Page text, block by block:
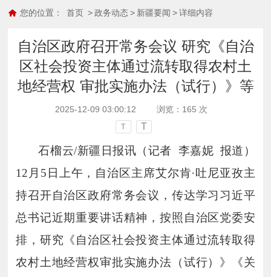
您的位置： 首页 > 政务动态 > 新疆要闻 > 详细内容
自治区政府召开常务会议 研究《自治
区社会投资主体通过流转取得农村土
地经营权 审批实施办法（试行）》等
2025-12-09 03:00:12 浏览： 165 次
T T
石榴云/新疆日报讯（记者 李嘉妮 报道）
12月5日上午，自治区主席艾尔肯·吐尼亚孜主
持召开自治区政府常务会议，传达学习习近平
总书记近期重要讲话精神，按照自治区党委安
排，研究《自治区社会投资主体通过流转取得
农村土地经营权审批实施办法（试行）》《关